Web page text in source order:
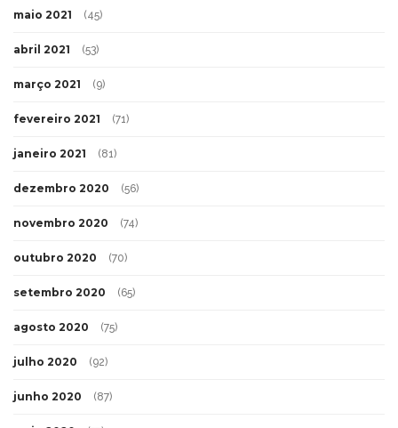
maio 2021 (45)
abril 2021 (53)
março 2021 (9)
fevereiro 2021 (71)
janeiro 2021 (81)
dezembro 2020 (56)
novembro 2020 (74)
outubro 2020 (70)
setembro 2020 (65)
agosto 2020 (75)
julho 2020 (92)
junho 2020 (87)